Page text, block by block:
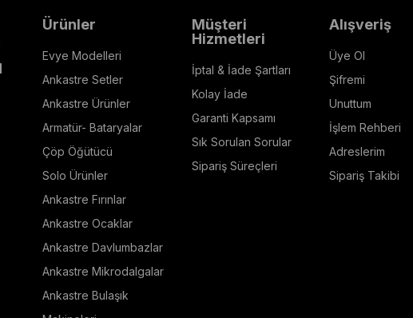
Ürünler
Evye Modelleri
Ankastre Setler
Ankastre Ürünler
Armatür- Bataryalar
Çöp Öğütücü
Solo Ürünler
Ankastre Fırınlar
Ankastre Ocaklar
Ankastre Davlumbazlar
Ankastre Mikrodalgalar
Ankastre Bulaşık
Müşteri
Hizmetleri
İptal & İade Şartları
Kolay İade
Garanti Kapsamı
Sık Sorulan Sorular
Sipariş Süreçleri
Alışveriş
Üye Ol
Şifremi
Unuttum
İşlem Rehberi
Adreslerim
Sipariş Takibi